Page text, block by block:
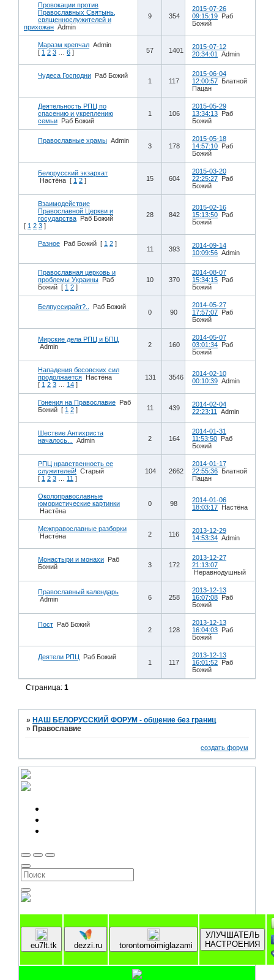
Провокации против
Православных Святынь,
священнослужителей и
прихожан Admin
9 354
2015-07-26
09:15:19 Раб
Божий
Маразм крепчал Admin
[ 1 2 3 6 ] 57 1401
2015-07-12
20:34:01
Admin
Чудеса Господни Раб Божий
1 117
2015-06-04
12:00:57 Блатной
Пацан
Деятельность РПЦ по
спасению и укреплению
семьи Раб Божий
1 106
2015-05-29
13:34:13 Раб
Божий
Православные храмы Admin
3 178
2015-05-18
14:57:10 Раб
Божий
Белорусский экзархат
Настёна [ 1 2 ] 15 604
2015-03-20
22:25:27 Раб
Божий
Взаимодействие
Православной Церкви и
государства Раб Божий
[ 1 2 3 ]
28 842
2015-02-16
15:13:50 Раб
Божий
Разное Раб Божий [ 1 2 ]
11 393
2014-09-14
10:09:56 Admin
Православная церковь и
проблемы Украины Раб
Божий [ 1 2 ]
10 370
2014-08-07
15:34:15 Раб
Божий
Белпуссирайт?.. Раб Божий
0 90
2014-05-27
17:57:07 Раб
Божий
Мирские дела РПЦ и БПЦ
Admin
2 160
2014-05-07
03:01:34 Раб
Божий
Нападения бесовских сил
продолжается Настёна
[ 1 2 3 14 ]
131 3546
2014-02-10
00:10:39 Admin
Гонения на Православие Раб
Божий [ 1 2 ] 11 439
2014-02-04
22:23:11
Admin
Шествие Антихриста
началось...
Admin 2 164
2014-01-31
11:53:50 Раб
Божий
РПЦ нравственность ее
служителей! Старый
[ 1 2 3 11 ]
104 2662
2014-01-17
22:55:36 Блатной
Пацан
Околоправославные
юмористические картинки
Настёна
0 98
2014-01-06
18:03:17 Настёна
Межправославные разборки
Настёна
2 116
2013-12-29
14:53:34 Admin
Монастыри и монахи Раб
Божий
3 172
2013-12-27
21:13:07
Неравнодушный
Православный календарь
Admin
6 258
2013-12-13
16:07:08 Раб
Божий
Пост Раб Божий
2 128
2013-12-13
16:04:03 Раб
Божий
Деятели РПЦ Раб Божий
1 117
2013-12-13
16:01:52 Раб
Божий
Страница:1
»НАШ БЕЛОРУССКИЙ ФОРУМ - общение без границ
»Православие
создать форум
eu7lt.tk dezzi.ru torontomoimiglazami
УЛУЧШАТЕЛЬ
НАСТРОЕНИЯ